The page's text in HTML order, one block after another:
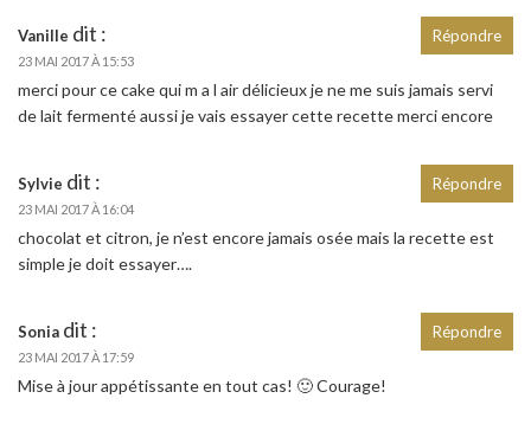
Vanille dit :
23 MAI 2017 À 15:53
merci pour ce cake qui m a l air délicieux je ne me suis jamais servi
de lait fermenté aussi je vais essayer cette recette merci encore
Répondre
Sylvie dit :
23 MAI 2017 À 16:04
chocolat et citron, je n’est encore jamais osée​ mais la recette est
simple je doit essayer….
Répondre
Sonia dit :
23 MAI 2017 À 17:59
Mise à jour appétissante en tout cas! 🙂 Courage!
Répondre